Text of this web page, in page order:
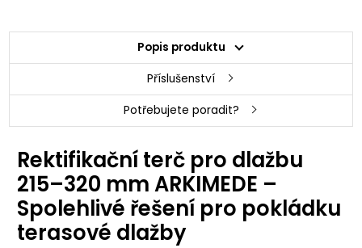
Popis produktu
Příslušenství
Potřebujete poradit?
Rektifikační terč pro dlažbu
215–320 mm ARKIMEDE –
Spolehlivé řešení pro pokládku
terasové dlažby